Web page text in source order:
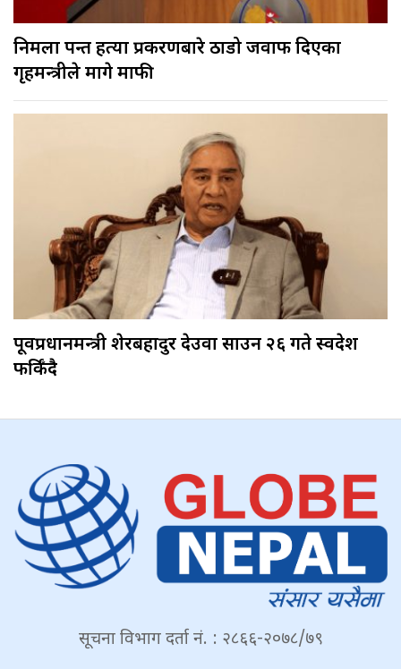
निर्मला पन्त हत्या प्रकरणबारे ठाडो जवाफ दिएका
गृहमन्त्रीले मागे माफी
पूर्वप्रधानमन्त्री शेरबहादुर देउवा साउन २६ गते स्वदेश
फर्किँदै
सूचना विभाग दर्ता नं. : २८६६-२०७८/७९